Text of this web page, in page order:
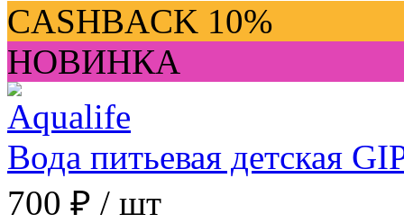
CASHBACK 10%
НОВИНКА
Вода питьевая детская
700 ₽ / шт